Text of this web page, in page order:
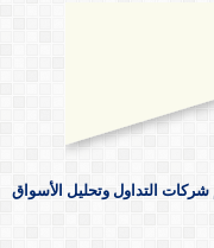
التداول وتحليل الأسواق